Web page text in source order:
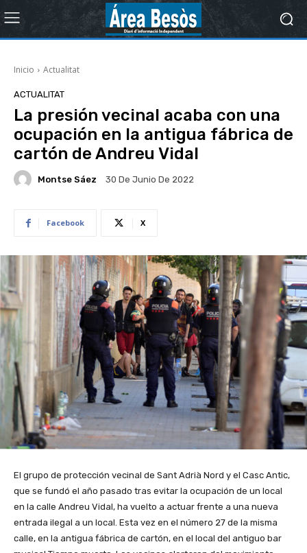
Inicio Actualitat
ACTUALITAT
La presión vecinal acaba con una
ocupación en la antigua fábrica de
cartón de Andreu Vidal
Montse Sáez 30 De Junio De 2022
Facebook X
El grupo de protección vecinal de Sant Adrià Nord y el Casc Antic,
que se fundó el año pasado tras evitar la ocupación de un local
en la calle Andreu Vidal, ha vuelto a actuar frente a una nueva
entrada ilegal a un local. Esta vez en el número 27 de la misma
calle, en la antigua fábrica de cartón, en el local del antiguo bar